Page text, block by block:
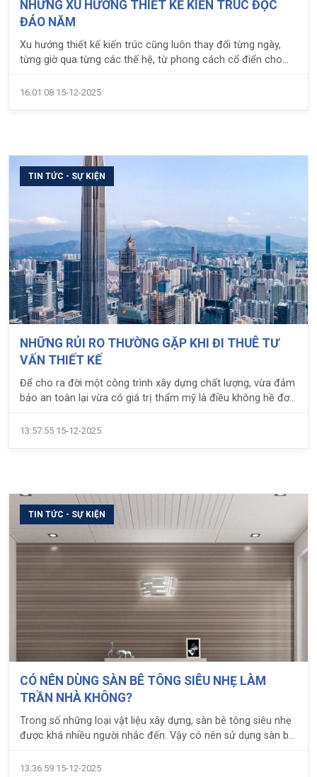
NHỮNG XU HƯỚNG THIẾT KẾ KIẾN TRÚC ĐỘC
ĐÁO NĂM
Xu hướng thiết kế kiến trúc cũng luôn thay đổi từng ngày,
từng giờ qua từng các thế hệ, từ phong cách cổ điển cho
năm gần đây.
16:01:08 15-12-2025
TIN TỨC - SỰ KIỆN
NHỮNG RỦI RO THƯỜNG GẶP KHI ĐI THUÊ TƯ
VẤN THIẾT KẾ
Để cho ra đời một công trình xây dựng chất lượng, vừa đảm
bảo an toàn lại vừa có giá trị thẩm mỹ là điều không hề đơn
nhận được sự hỗ trợ, tư vấn trong quá trình xây dựng là điều
13:57:55 15-12-2025
TIN TỨC - SỰ KIỆN
CÓ NÊN DÙNG SÀN BÊ TÔNG SIÊU NHẸ LÀM
TRẦN NHÀ KHÔNG?
Trong số những loại vật liệu xây dựng, sàn bê tông siêu nhẹ
được khá nhiều người nhắc đến. Vậy có nên sử dụng sàn bê
13:36:59 15-12-2025